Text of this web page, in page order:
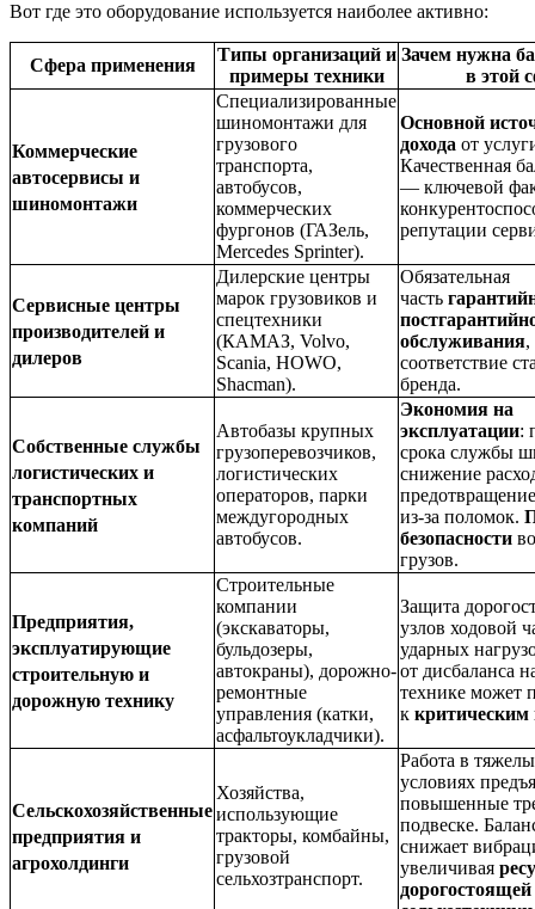
Вот где это оборудование используется наиболее активно:
Сфера применения
Типы организаций и
примеры техники
Зачем нужна
в этой
Коммерческие
автосервисы и
шиномонтажи
Специализированные
шиномонтажи для
грузового
транспорта,
автобусов,
коммерческих
фургонов (ГАЗель,
Mercedes Sprinter).
Основной
дохода от
Качественная
— ключевой
репутации
Сервисные центры
производителей и
дилеров
Дилерские центры
марок грузовиков и
спецтехники
(КАМАЗ, Volvo,
Scania, HOWO,
Shacman).
Обязательная
часть
обслуживания,
соответствие
бренда.
Собственные службы
логистических и
транспортных
компаний
Автобазы крупных
грузоперевозчиков,
логистических
операторов, парки
междугородных
автобусов.
Экономия на
эксплуатации:
срока службы
снижение
из-за поломок.
безопасности
грузов.
Предприятия,
эксплуатирующие
строительную и
дорожную технику
Строительные
компании
(экскаваторы,
бульдозеры,
автокраны), дорожно-
ремонтные
управления (катки,
асфальтоукладчики).
Защита
узлов ходовой
ударных
от дисбаланса
технике может
к
Сельскохозяйственные
предприятия и
агрохолдинги
Хозяйства,
использующие
тракторы, комбайны,
грузовой
сельхозтранспорт.
Работа в
условиях
повышенные
подвеске.
снижает
увеличивая
дорогостоящей